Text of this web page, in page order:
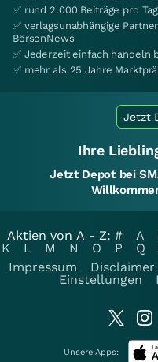
✅ rund 2.000 Beiträge pro Tag
✅ verlagsunabhängige
BörsenNews
✅ Jederzeit einfach handeln
✅ mehr als 25 Jahre
Jetzt
Ihre
Jetzt Depot bei
Aktien von A - Z: # A
K
L M N O P Q
Impressum
Disclaimer
Einstellungen
Unsere Apps: